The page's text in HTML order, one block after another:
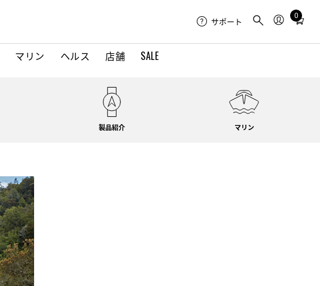
マリン ヘルス 店舗 SALE
サポート
0
Total
in
製品紹介 マリン